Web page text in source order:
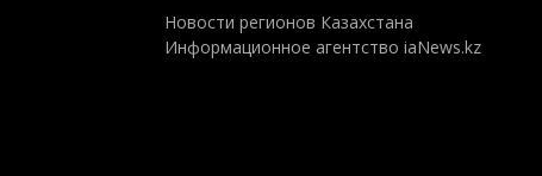
Новости регионов Казахстана
Информационное агентство iaNews.kz